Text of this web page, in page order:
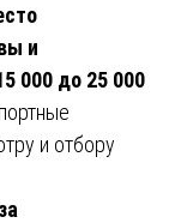
и
000 до 25 000
и отбору